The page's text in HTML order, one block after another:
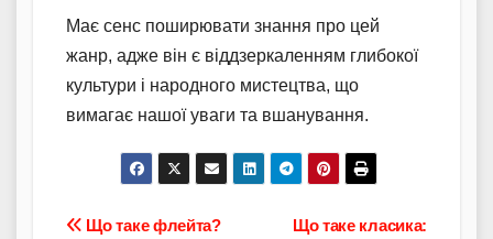
Має сенс поширювати знання про цей
жанр, адже він є віддзеркаленням глибокої
культури і народного мистецтва, що
вимагає нашої уваги та вшанування.
Що таке класика:
Що таке флейта?